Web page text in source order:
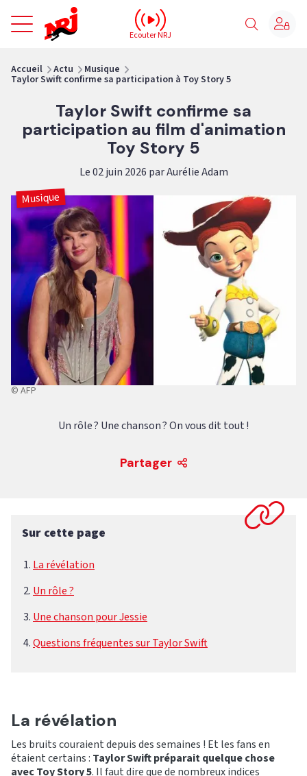
NRJ - Accueil
Ecouter NRJ
Accueil Actu Musique
Taylor Swift confirme sa participation à Toy Story 5
Taylor Swift confirme sa
participation au film d'animation
Toy Story 5
Le 02 juin 2026 par Aurélie Adam
Musique
© AFP
Un rôle ? Une chanson ? On vous dit tout !
Partager
Sur cette page
La révélation
Un rôle ?
Une chanson pour Jessie
Questions fréquentes sur Taylor Swift
La révélation
Les bruits couraient depuis des semaines ! Et les fans en
étaient certains : Taylor Swift préparait quelque chose
avec Toy Story 5. Il faut dire que de nombreux indices